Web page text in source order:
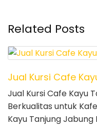
Related Posts
Jual Kursi Cafe
Jual Kursi Cafe Kayu
Berkualitas untuk
Kayu Tanjung Jabung